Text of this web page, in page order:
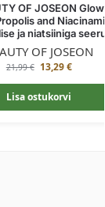
OF JOSEON Glow
and
ja niatsiiniga
OF JOSEON
21,99€ 13,29€
Lisa ostukorvi